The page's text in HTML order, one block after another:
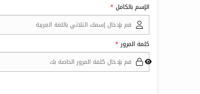
الإسم بالكامل
كلمة المرور